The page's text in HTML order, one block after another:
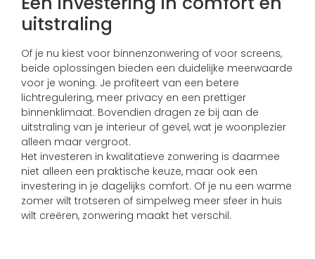
uitstraling
Of je nu kiest voor binnenzonwering of voor screens,
beide oplossingen bieden een duidelijke meerwaarde
voor je woning. Je profiteert van een betere
lichtregulering, meer privacy en een prettiger
binnenklimaat. Bovendien dragen ze bij aan de
uitstraling van je interieur of gevel, wat je woonplezier
alleen maar vergroot.
Het investeren in kwalitatieve zonwering is daarmee
niet alleen een praktische keuze, maar ook een
investering in je dagelijks comfort. Of je nu een warme
zomer wilt trotseren of simpelweg meer sfeer in huis
wilt creëren, zonwering maakt het verschil.